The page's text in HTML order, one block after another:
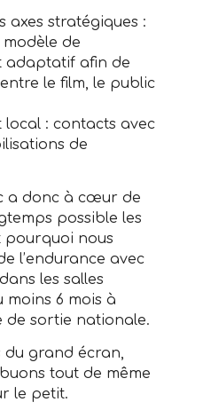
axes stratégiques :
modèle de
adaptatif afin de
le film, le public
local : contacts avec
de
a donc à cœur de
possible les
pourquoi nous
l’endurance avec
les salles
6 mois à
sortie nationale.
du grand écran,
tout de même
le petit.